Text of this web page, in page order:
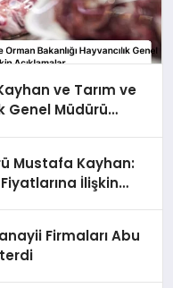
ve Tarım ve
Genel Müdürü
Mustafa Kayhan:
İlişkin
Firmaları Abu